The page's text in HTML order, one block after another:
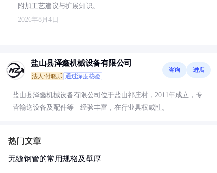
附加工艺建议与扩展知识。
2026年8月4日
盐山县泽鑫机械设备有限公司
法人:付晓乐 通过深度核验
咨询 进店
盐山县泽鑫机械设备有限公司位于盐山祁庄村，2011年成立，专
营输送设备及配件等，经验丰富，在行业具权威性。
热门文章
无缝钢管的常用规格及壁厚